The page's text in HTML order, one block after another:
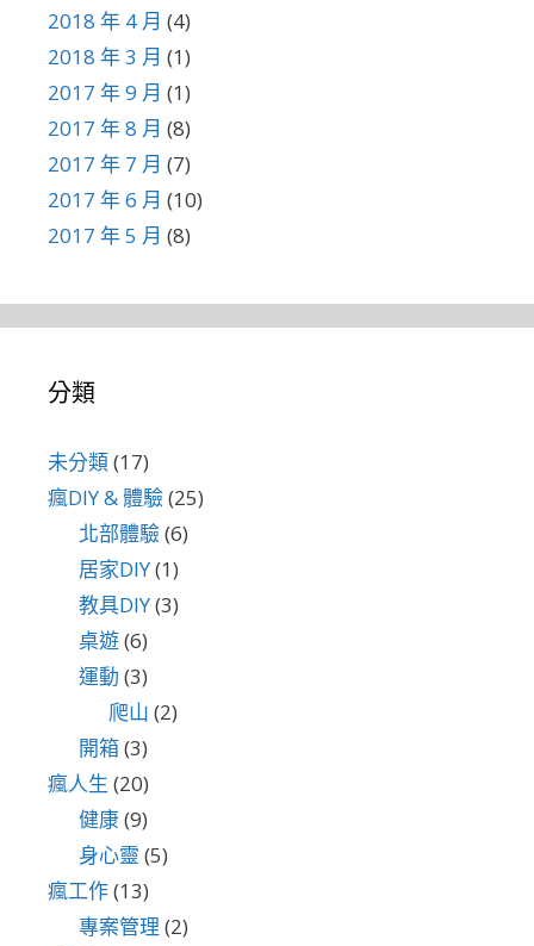
2018 年 4 月 (4)
2018 年 3 月 (1)
2017 年 9 月 (1)
2017 年 8 月 (8)
2017 年 7 月 (7)
2017 年 6 月 (10)
2017 年 5 月 (8)
分類
未分類(17)
瘋DIY & 體驗(25)
北部體驗(6)
居家DIY(1)
教具DIY(3)
桌遊(6)
運動 (3)
爬山 (2)
開箱(3)
瘋人生 (20)
健康(9)
身心靈 (5)
瘋工作(13)
專案管理 (2)